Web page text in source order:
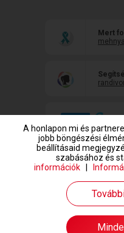
Mert
www.randivonal.hu ©
A honlapon mi és
jobb böngészési
beállításaid
szabásához és
információk